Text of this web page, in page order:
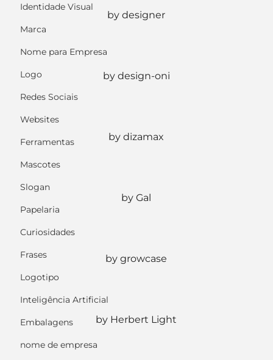
Identidade Visual
Marca
Nome para Empresa
Logo
Redes Sociais
Websites
Ferramentas
Mascotes
Slogan
Papelaria
Curiosidades
Frases
Logotipo
Inteligência Artificial
Embalagens
nome de empresa
by designer
by design-oni
by dizamax
by Gal
by growcase
by Herbert Light